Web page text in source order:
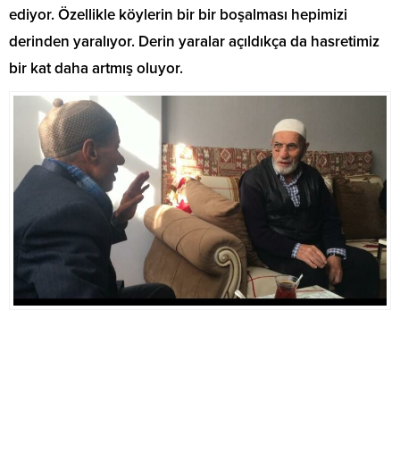
ediyor. Özellikle köylerin bir bir boşalması hepimizi
derinden yaralıyor. Derin yaralar açıldıkça da hasretimiz
bir kat daha artmış oluyor.